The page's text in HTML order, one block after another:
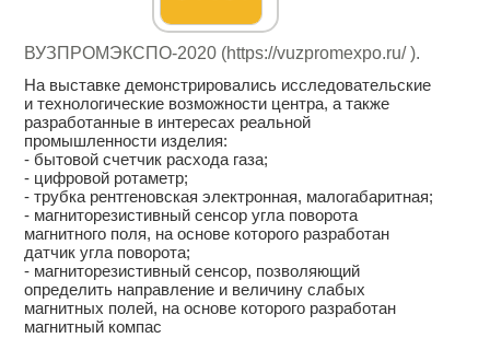
ВУЗПРОМЭКСПО-2020 (https://vuzpromexpo.ru/ ).
На выставке демонстрировались исследовательские
и технологические возможности центра, а также
разработанные в интересах реальной
промышленности изделия:
- бытовой счетчик расхода газа;
- цифровой ротаметр;
- трубка рентгеновская электронная, малогабаритная;
- магниторезистивный сенсор угла поворота
магнитного поля, на основе которого разработан
датчик угла поворота;
- магниторезистивный сенсор, позволяющий
определить направление и величину слабых
магнитных полей, на основе которого разработан
магнитный компас